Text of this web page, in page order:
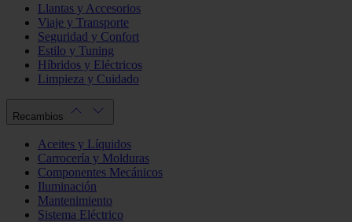
Llantas y Accesorios
Viaje y Transporte
Seguridad y Confort
Estilo y Tuning
Híbridos y Eléctricos
Limpieza y Cuidado
Recambios
Aceites y Líquidos
Carrocería y Molduras
Componentes Mecánicos
Iluminación
Mantenimiento
Sistema Eléctrico